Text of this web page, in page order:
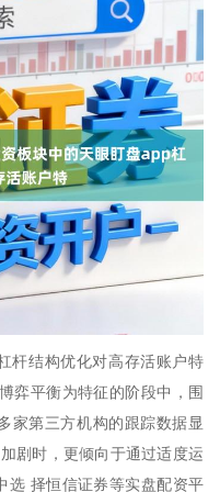
杆结构优化对高存活账户特
弈平衡为特征的阶段中，围
家第三方机构的跟踪数据显
剧时，更倾向于通过适度运
选 择恒信证券等实盘配资平